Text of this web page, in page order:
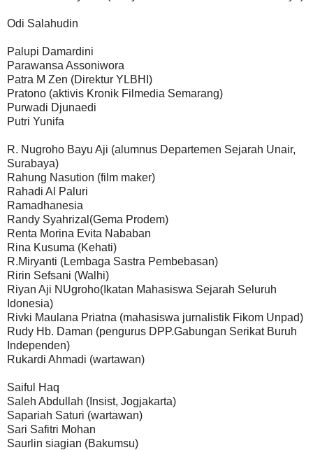
Odi Salahudin
Palupi Damardini
Parawansa Assoniwora
Patra M Zen (Direktur YLBHI)
Pratono (aktivis Kronik Filmedia Semarang)
Purwadi Djunaedi
Putri Yunifa
R. Nugroho Bayu Aji (alumnus Departemen Sejarah Unair,
Surabaya)
Rahung Nasution (film maker)
Rahadi Al Paluri
Ramadhanesia
Randy Syahrizal(Gema Prodem)
Renta Morina Evita Nababan
Rina Kusuma (Kehati)
R.Miryanti (Lembaga Sastra Pembebasan)
Ririn Sefsani (Walhi)
Riyan Aji NUgroho(Ikatan Mahasiswa Sejarah Seluruh
Idonesia)
Rivki Maulana Priatna (mahasiswa jurnalistik Fikom Unpad)
Rudy Hb. Daman (pengurus DPP.Gabungan Serikat Buruh
Independen)
Rukardi Ahmadi (wartawan)
Saiful Haq
Saleh Abdullah (Insist, Jogjakarta)
Sapariah Saturi (wartawan)
Sari Safitri Mohan
Saurlin siagian (Bakumsu)